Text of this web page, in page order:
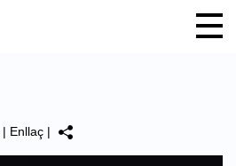
| Enllaç |